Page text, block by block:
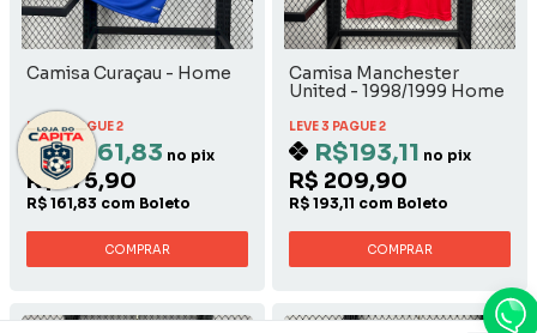
Camisa Curaçau - Home
LEVE 3 PAGUE 2
R$161,83 no pix
R$ 175,90
R$ 161,83 com Boleto
COMPRAR
Camisa Manchester
United - 1998/1999 Home
LEVE 3 PAGUE 2
R$193,11 no pix
R$ 209,90
R$ 193,11 com Boleto
COMPRAR